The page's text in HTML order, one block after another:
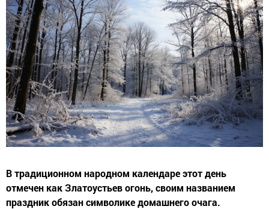
В традиционном народном календаре этот день
отмечен как Златоустьев огонь, своим названием
праздник обязан символике домашнего очага.